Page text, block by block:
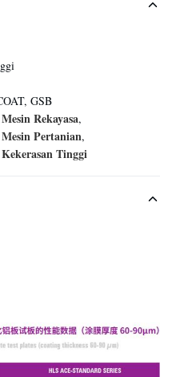
GSB
Rekayasa,
Pertanian,
Tinggi